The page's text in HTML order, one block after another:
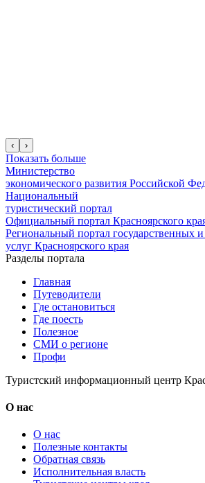
‹ ›
Показать больше
Министерство
экономического развития Российской
Национальный
туристический портал
Официальный портал Красноярского
Региональный портал государственных
услуг Красноярского края
Разделы портала
Главная
Путеводители
Где остановиться
Где поесть
Полезное
СМИ о регионе
Профи
Туристский информационный центр
О нас
О нас
Полезные контакты
Обратная связь
Исполнительная власть